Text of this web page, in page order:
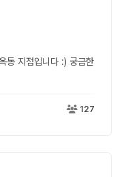
동 지점입니다 :) 궁금한
127